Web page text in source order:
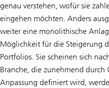
genau verstehen, wofür sie
eingehen möchten. Anders
weiter eine monolithische
Möglichkeit für die Steigerung
Portfolios. Sie scheinen sich
Branche, die zunehmend durch
Anpassung definiert wird,